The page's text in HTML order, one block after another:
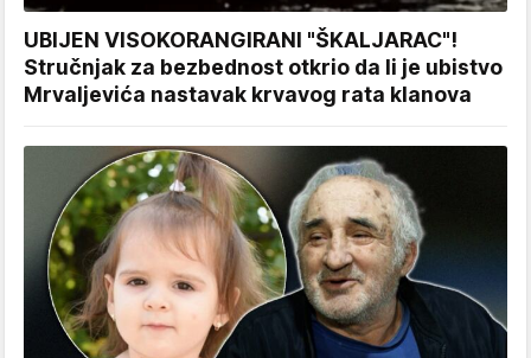
UBIJEN VISOKORANGIRANI "ŠKALJARAC"!
Stručnjak za bezbednost otkrio da li je ubistvo
Mrvaljevića nastavak krvavog rata klanova